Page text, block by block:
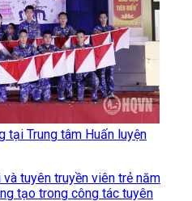
tại Trung tâm Huấn luyện
tuyên truyền viên trẻ năm
tạo trong công tác tuyên